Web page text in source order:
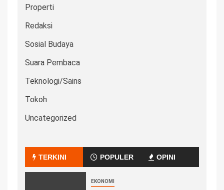
Properti
Redaksi
Sosial Budaya
Suara Pembaca
Teknologi/Sains
Tokoh
Uncategorized
TERKINI POPULER OPINI
EKONOMI